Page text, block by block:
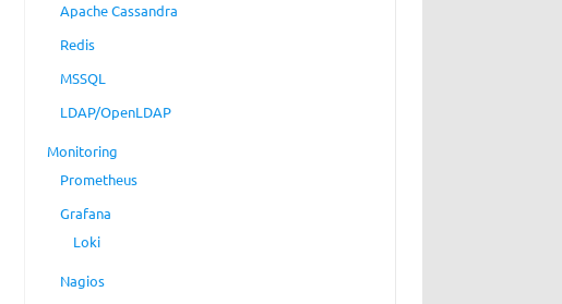
Apache Cassandra
Redis
MSSQL
LDAP/OpenLDAP
Monitoring
Prometheus
Grafana
Loki
Nagios